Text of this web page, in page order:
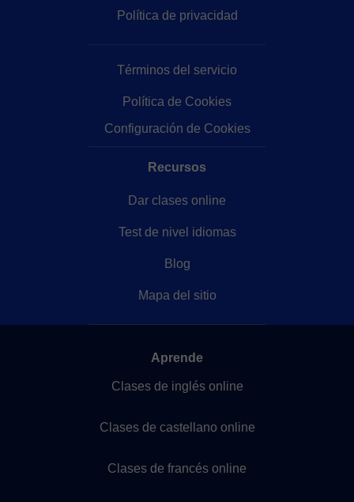
Política de privacidad
Términos del servicio
Política de Cookies
Configuración de Cookies
Recursos
Dar clases online
Test de nivel idiomas
Blog
Mapa del sitio
Aprende
Clases de inglés online
Clases de castellano online
Clases de francés online